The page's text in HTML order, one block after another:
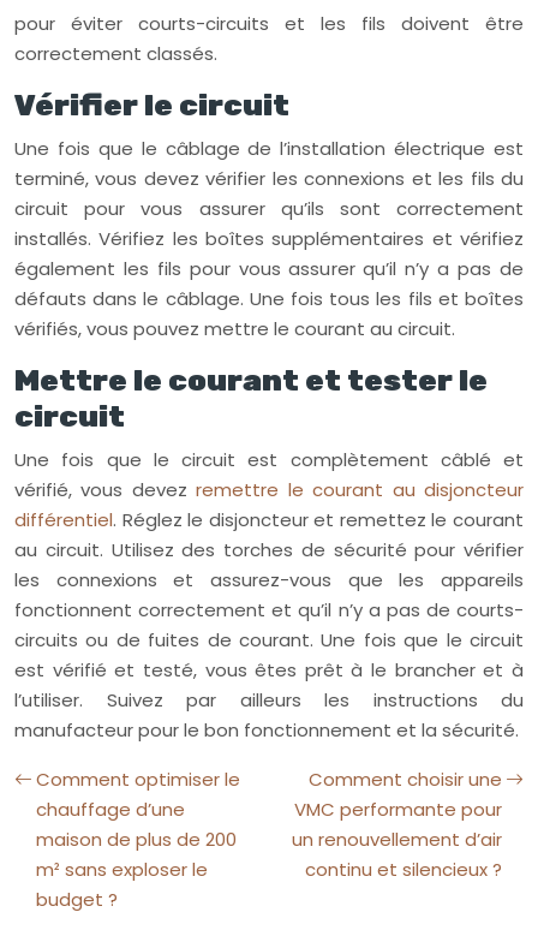
pour éviter courts-circuits et les fils doivent être
correctement classés.
Vérifier le circuit
Une fois que le câblage de l’installation électrique est
terminé, vous devez vérifier les connexions et les fils du
circuit pour vous assurer qu’ils sont correctement
installés. Vérifiez les boîtes supplémentaires et vérifiez
également les fils pour vous assurer qu’il n’y a pas de
défauts dans le câblage. Une fois tous les fils et boîtes
vérifiés, vous pouvez mettre le courant au circuit.
Mettre le courant et tester le
circuit
Une fois que le circuit est complètement câblé et
vérifié, vous devezremettre le courant au disjoncteur
différentiel. Réglez le disjoncteur et remettez le courant
au circuit. Utilisez des torches de sécurité pour vérifier
les connexions et assurez-vous que les appareils
fonctionnent correctement et qu’il n’y a pas de courts-
circuits ou de fuites de courant. Une fois que le circuit
est vérifié et testé, vous êtes prêt à le brancher et à
l’utiliser. Suivez par ailleurs les instructions du
manufacteur pour le bon fonctionnement et la sécurité.
Comment optimiser le
chauffage d’une
maison de plus de 200
m² sans exploser le
budget ?
Comment choisir une
VMC performante pour
un renouvellement d’air
continu et silencieux ?